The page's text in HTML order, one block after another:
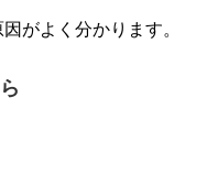
がよく分かります。